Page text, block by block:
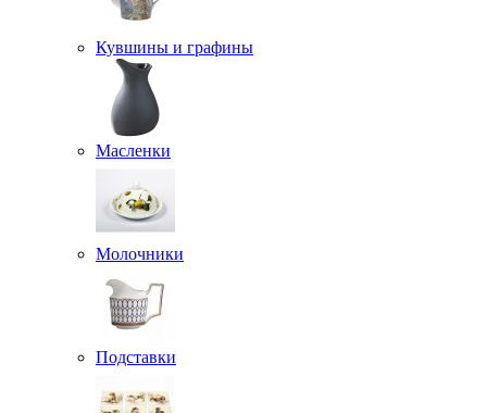
Кувшины и графины
Масленки
Молочники
Подставки